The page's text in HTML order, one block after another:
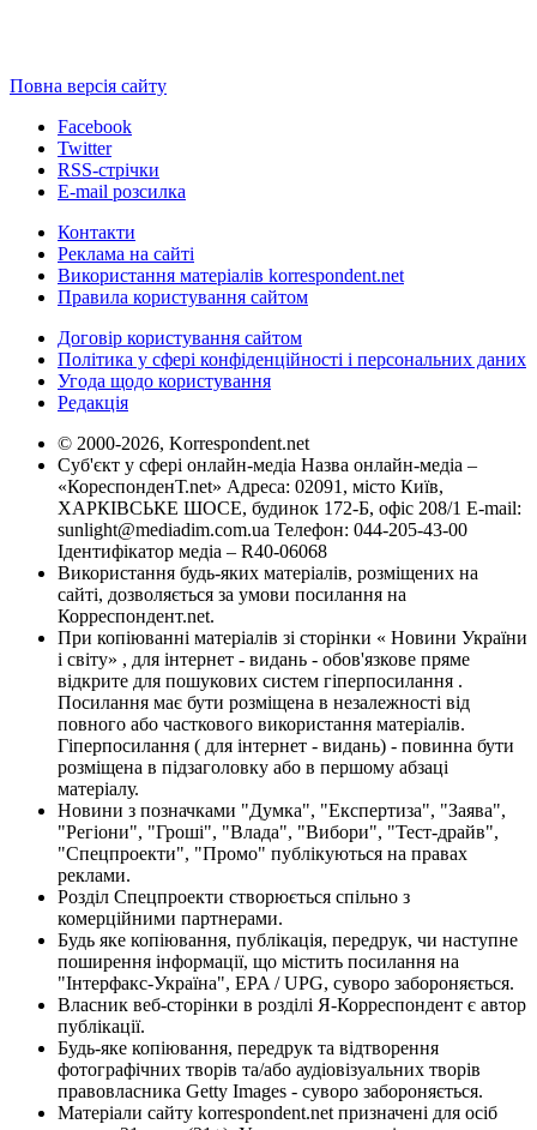
Повна версія сайту
Facebook
Twitter
RSS-стрічки
E-mail розсилка
Контакти
Реклама на сайті
Використання матеріалів korrespondent.net
Правила користування сайтом
Договір користування сайтом
Політика у сфері конфіденційності і персональних даних
Угода щодо користування
Редакція
© 2000-2026, Korrespondent.net
Суб'єкт у сфері онлайн-медіа Назва онлайн-медіа –
«КореспонденТ.net» Адреса: 02091, місто Київ,
ХАРКІВСЬКЕ ШОСЕ, будинок 172-Б, офіс 208/1 E-mail:
sunlight@mediadim.com.ua Телефон: 044-205-43-00
Ідентифікатор медіа – R40-06068
Використання будь-яких матеріалів, розміщених на
сайті, дозволяється за умови посилання на
Корреспондент.net.
При копіюванні матеріалів зі сторінки « Новини України
і світу» , для інтернет - видань - обов'язкове пряме
відкрите для пошукових систем гіперпосилання .
Посилання має бути розміщена в незалежності від
повного або часткового використання матеріалів.
Гіперпосилання ( для інтернет - видань) - повинна бути
розміщена в підзаголовку або в першому абзаці
матеріалу.
Новини з позначками "Думка", "Експертиза", "Заява",
"Регіони", "Гроші", "Влада", "Вибори", "Тест-драйв",
"Спецпроекти", "Промо" публікуються на правах
реклами.
Розділ Спецпроекти створюється спільно з
комерційними партнерами.
Будь яке копіювання, публікація, передрук, чи наступне
поширення інформації, що містить посилання на
"Інтерфакс-Україна", EPA / UPG, суворо забороняється.
Власник веб-сторінки в розділі Я-Корреспондент є автор
публікації.
Будь-яке копіювання, передрук та відтворення
фотографічних творів та/або аудіовізуальних творів
правовласника Getty Images - суворо забороняється.
Матеріали сайту korrespondent.net призначені для осіб